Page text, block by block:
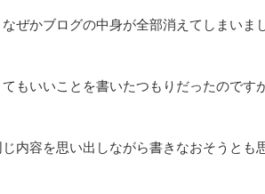
ぜかブログの中身が全部消えてしまいまし
てもいいことを書いたつもりだったのです
じ内容を思い出しながら書きなおそうとも